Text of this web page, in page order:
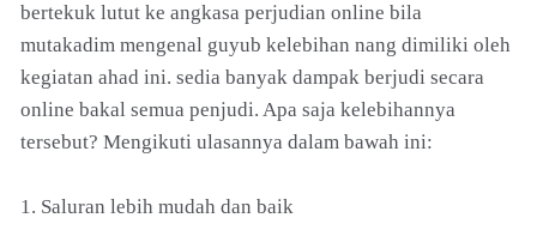
bertekuk lutut ke angkasa perjudian online bila
mutakadim mengenal guyub kelebihan nang dimiliki oleh
kegiatan ahad ini. sedia banyak dampak berjudi secara
online bakal semua penjudi. Apa saja kelebihannya
tersebut? Mengikuti ulasannya dalam bawah ini:
1. Saluran lebih mudah dan baik